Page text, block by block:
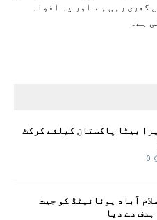
رہی ہے. اور یہ افواہ
ہے۔
بیٹا پاکستان کیلئے کرکٹ
0
آباد یونائیٹڈ کو جیت